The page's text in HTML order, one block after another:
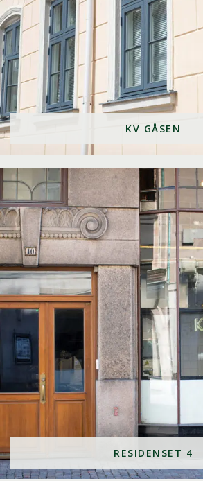
KV GÅSEN
RESIDENSET 4